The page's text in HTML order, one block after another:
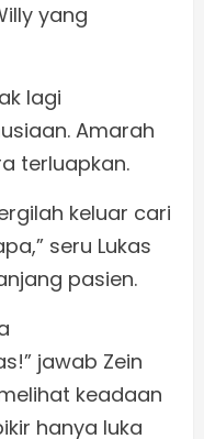
yang
lagi
Amarah
terluapkan.
keluar cari
seru Lukas
pasien.
jawab Zein
keadaan
hanya luka